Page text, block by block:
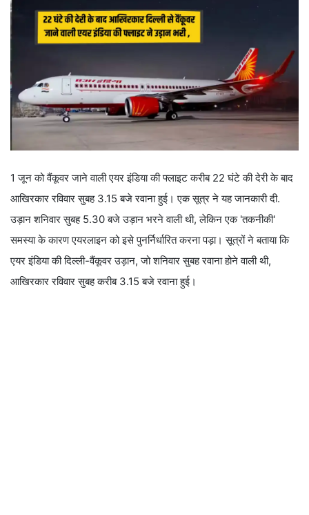
1 जून को वैंकूवर जाने वाली एयर इंडिया की फ्लाइट करीब 22 घंटे की देरी के बाद
आखिरकार रविवार सुबह 3.15 बजे रवाना हुई। एक सूत्र ने यह जानकारी दी.
उड़ान शनिवार सुबह 5.30 बजे उड़ान भरने वाली थी, लेकिन एक 'तकनीकी'
समस्या के कारण एयरलाइन को इसे पुनर्निर्धारित करना पड़ा। सूत्रों ने बताया कि
एयर इंडिया की दिल्ली-वैंकूवर उड़ान, जो शनिवार सुबह रवाना होने वाली थी,
आखिरकार रविवार सुबह करीब 3.15 बजे रवाना हुई।